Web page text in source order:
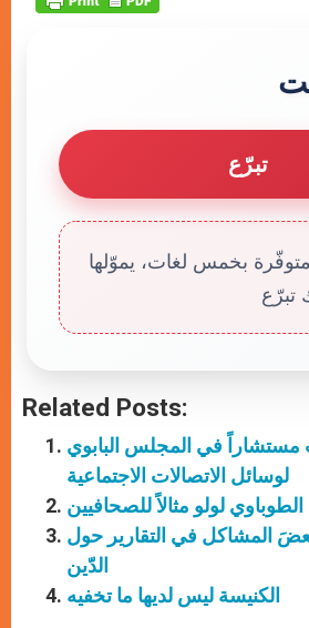
تبرّع
بخمس لغات، يموّلها
تبرّع
Related Posts:
مستشاراً في المجلس البابوي
لوسائل الاتصالات الاجتماعية
الطوباوي لولو مثالاً للصحافيين
المشاكل في التقارير حول
الدّين
الكنيسة ليس لديها ما تخفيه